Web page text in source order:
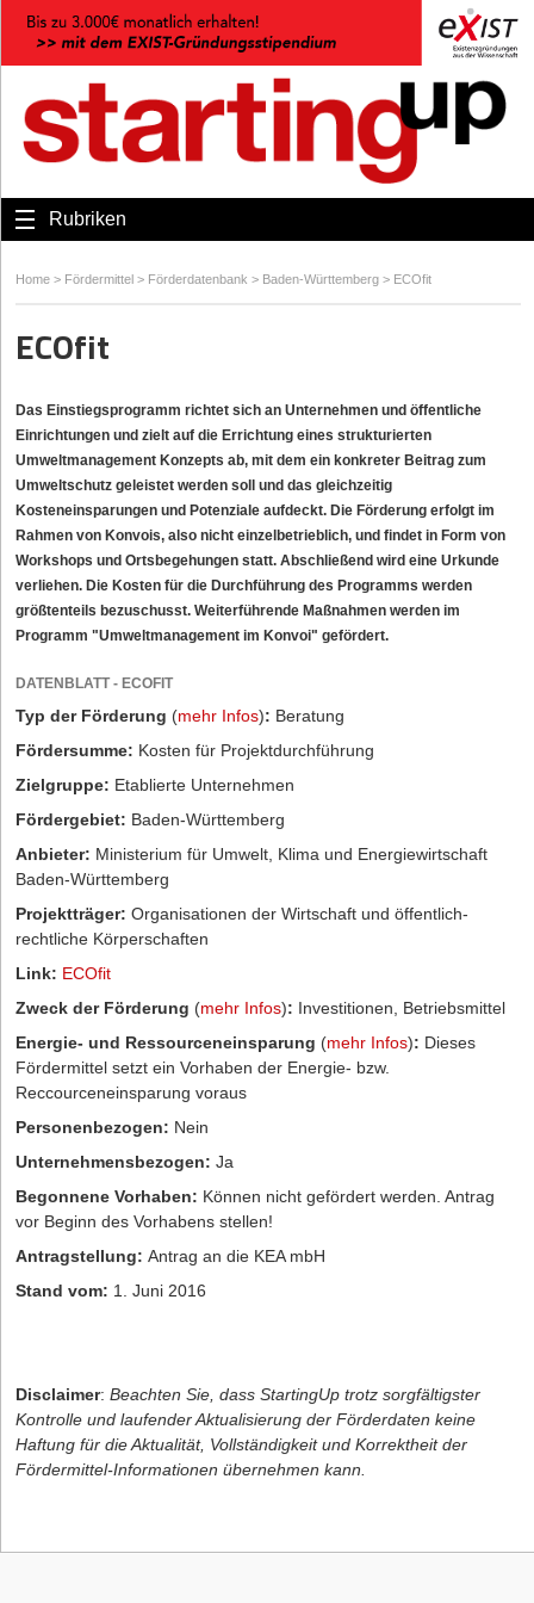
Rubriken
Home > Fördermittel > Förderdatenbank > Baden-Württemberg > ECOfit
ECOfit
Das Einstiegsprogramm richtet sich an Unternehmen und öffentliche
Einrichtungen und zielt auf die Errichtung eines strukturierten
Umweltmanagement Konzepts ab, mit dem ein konkreter Beitrag zum
Umweltschutz geleistet werden soll und das gleichzeitig
Kosteneinsparungen und Potenziale aufdeckt. Die Förderung erfolgt im
Rahmen von Konvois, also nicht einzelbetrieblich, und findet in Form von
Workshops und Ortsbegehungen statt. Abschließend wird eine Urkunde
verliehen. Die Kosten für die Durchführung des Programms werden
größtenteils bezuschusst. Weiterführende Maßnahmen werden im
Programm "Umweltmanagement im Konvoi" gefördert.
DATENBLATT - ECOFIT
Typ der Förderung (mehr Infos): Beratung
Fördersumme: Kosten für Projektdurchführung
Zielgruppe: Etablierte Unternehmen
Fördergebiet: Baden-Württemberg
Anbieter: Ministerium für Umwelt, Klima und Energiewirtschaft
Baden-Württemberg
Projektträger: Organisationen der Wirtschaft und öffentlich-
rechtliche Körperschaften
Link: ECOfit
Zweck der Förderung (mehr Infos): Investitionen, Betriebsmittel
Energie- und Ressourceneinsparung (mehr Infos): Dieses
Fördermittel setzt ein Vorhaben der Energie- bzw.
Reccourceneinsparung voraus
Personenbezogen: Nein
Unternehmensbezogen: Ja
Begonnene Vorhaben: Können nicht gefördert werden. Antrag
vor Beginn des Vorhabens stellen!
Antragstellung: Antrag an die KEA mbH
Stand vom: 1. Juni 2016
Disclaimer: Beachten Sie, dass StartingUp trotz sorgfältigster
Kontrolle und laufender Aktualisierung der Förderdaten keine
Haftung für die Aktualität, Vollständigkeit und Korrektheit der
Fördermittel-Informationen übernehmen kann.